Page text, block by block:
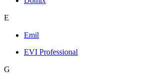
E
Emil
EVI Professional
G